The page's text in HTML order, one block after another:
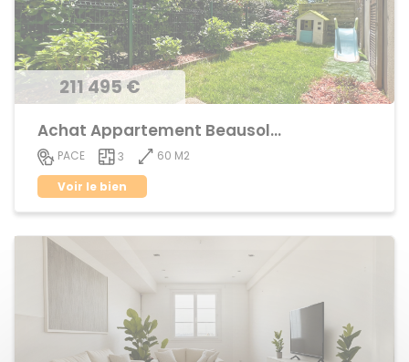
211 495 €
Achat Appartement Beausoleil
PACE 3
60 M2
Voir le bien